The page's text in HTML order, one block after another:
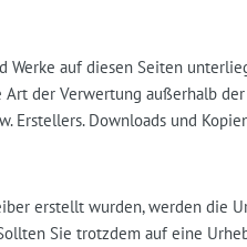
auf diesen Seiten
der Verwertung außerhalb
Erstellers. Downloads und
erstellt wurden, werden die
Sie trotzdem auf eine